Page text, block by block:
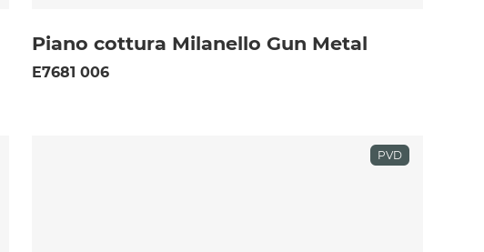
Piano cottura Milanello Gun Metal
E7681 006
PVD